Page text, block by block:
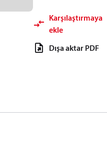
Karşılaştırmaya
ekle
Dışa aktar PDF